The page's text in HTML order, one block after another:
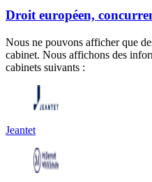
Droit européen,
Nous ne pouvons afficher que
cabinet. Nous affichons des
cabinets suivants :
Jeantet